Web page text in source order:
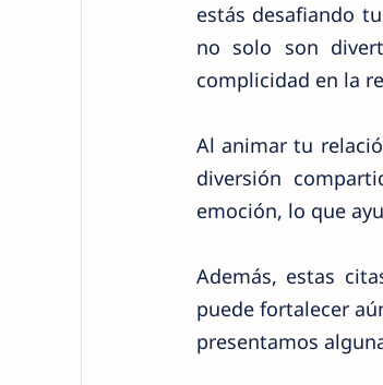
estás desafiando
no solo son
complicidad en la
Al animar tu
diversión
emoción, lo que
Además, estas
puede fortalecer
presentamos